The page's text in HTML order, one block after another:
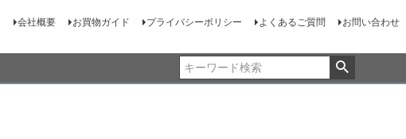
会社概要 お買物ガイド プライバシーポリシー よくあるご質問 お問い合わせ